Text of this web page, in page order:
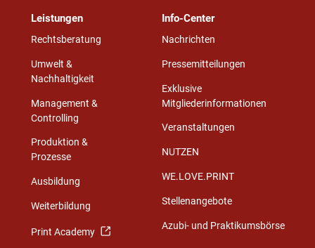
Leistungen
Rechtsberatung
Umwelt &
Nachhaltigkeit
Management &
Controlling
Produktion &
Prozesse
Ausbildung
Weiterbildung
Print Academy
Info-Center
Nachrichten
Pressemitteilungen
Exklusive
Mitgliederinformationen
Veranstaltungen
NUTZEN
WE.LOVE.PRINT
Stellenangebote
Azubi- und Praktikumsbörse